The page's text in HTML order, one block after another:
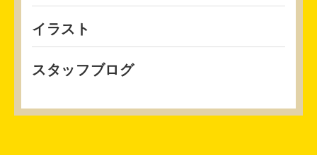
イラスト
スタッフブログ